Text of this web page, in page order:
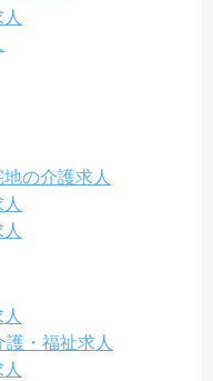
の介護求人
・福祉求人